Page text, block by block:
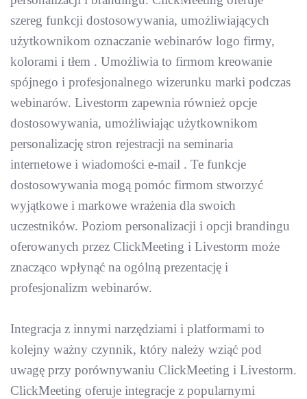
szereg funkcji dostosowywania, umożliwiających
użytkownikom oznaczanie webinarów logo firmy,
kolorami i tłem . Umożliwia to firmom kreowanie
spójnego i profesjonalnego wizerunku marki podczas
webinarów. Livestorm zapewnia również opcje
dostosowywania, umożliwiając użytkownikom
personalizację stron rejestracji na seminaria
internetowe i wiadomości e-mail . Te funkcje
dostosowywania mogą pomóc firmom stworzyć
wyjątkowe i markowe wrażenia dla swoich
uczestników. Poziom personalizacji i opcji brandingu
oferowanych przez ClickMeeting i Livestorm może
znacząco wpłynąć na ogólną prezentację i
profesjonalizm webinarów.
Integracja z innymi narzędziami i platformami to
kolejny ważny czynnik, który należy wziąć pod
uwagę przy porównywaniu ClickMeeting i Livestorm.
ClickMeeting oferuje integracje z popularnymi